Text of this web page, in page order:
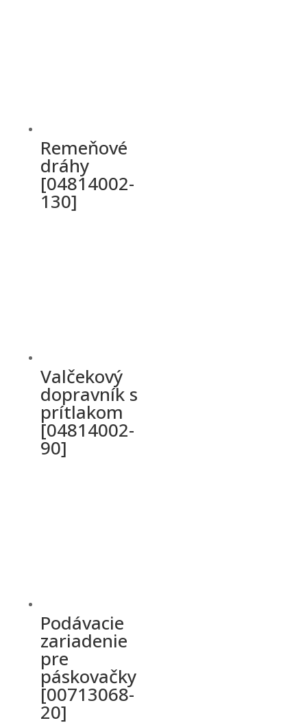
Remeňové
dráhy
[04814002-
130]
Valčekový
dopravník s
prítlakom
[04814002-
90]
Podávacie
zariadenie
pre
páskovačky
[00713068-
20]